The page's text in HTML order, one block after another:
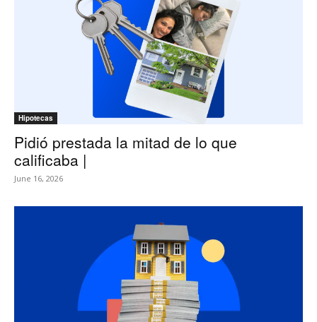
Hipotecas
Pidió prestada la mitad de lo que
calificaba |
June 16, 2026